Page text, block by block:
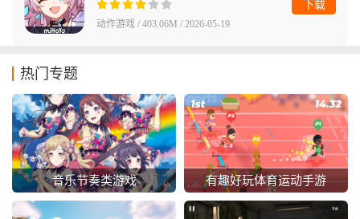
动作游戏 / 403.06M / 2026-05-19
下载
热门专题
音乐节奏类游戏 有趣好玩体育运动手游